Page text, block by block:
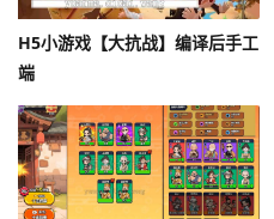
H5小游戏【大抗战】编译后手工
端